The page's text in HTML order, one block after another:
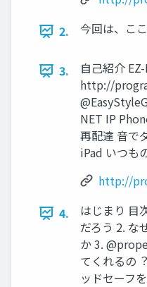
2.
今回は、こ
3.
⾃⼰紹介
http://
NET IP
再配達 ⾳で
iPad いつも
http://
4.
はじまり ⽬
だろう 2. な
か 3.
てくれるの
ッドセーフ